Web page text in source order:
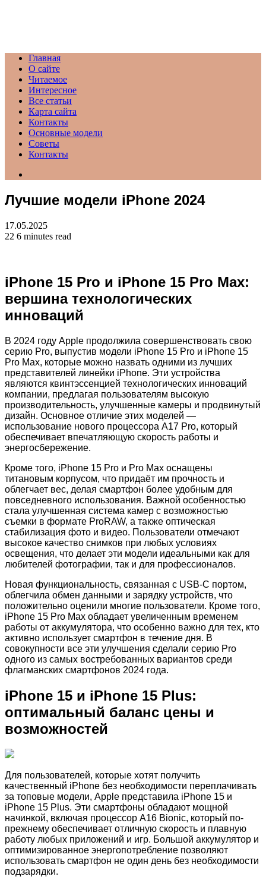
Главная
О сайте
Читаемое
Интересное
Все статьи
Карта сайта
Контакты
Основные модели
Советы
Контакты
Лучшие модели iPhone 2024
17.05.2025
22 6 minutes read
iPhone 15 Pro и iPhone 15 Pro Max:
вершина технологических
инноваций
В 2024 году Apple продолжила совершенствовать свою
серию Pro, выпустив модели iPhone 15 Pro и iPhone 15
Pro Max, которые можно назвать одними из лучших
представителей линейки iPhone. Эти устройства
являются квинтэссенцией технологических инноваций
компании, предлагая пользователям высокую
производительность, улучшенные камеры и продвинутый
дизайн. Основное отличие этих моделей —
использование нового процессора A17 Pro, который
обеспечивает впечатляющую скорость работы и
энергосбережение.
Кроме того, iPhone 15 Pro и Pro Max оснащены
титановым корпусом, что придаёт им прочность и
облегчает вес, делая смартфон более удобным для
повседневного использования. Важной особенностью
стала улучшенная система камер с возможностью
съемки в формате ProRAW, а также оптическая
стабилизация фото и видео. Пользователи отмечают
высокое качество снимков при любых условиях
освещения, что делает эти модели идеальными как для
любителей фотографии, так и для профессионалов.
Новая функциональность, связанная с USB-C портом,
облегчила обмен данными и зарядку устройств, что
положительно оценили многие пользователи. Кроме того,
iPhone 15 Pro Max обладает увеличенным временем
работы от аккумулятора, что особенно важно для тех, кто
активно использует смартфон в течение дня. В
совокупности все эти улучшения сделали серию Pro
одного из самых востребованных вариантов среди
флагманских смартфонов 2024 года.
iPhone 15 и iPhone 15 Plus:
оптимальный баланс цены и
возможностей
Для пользователей, которые хотят получить
качественный iPhone без необходимости переплачивать
за топовые модели, Apple представила iPhone 15 и
iPhone 15 Plus. Эти смартфоны обладают мощной
начинкой, включая процессор A16 Bionic, который по-
прежнему обеспечивает отличную скорость и плавную
работу любых приложений и игр. Большой аккумулятор и
оптимизированное энергопотребление позволяют
использовать смартфон не один день без необходимости
подзарядки.